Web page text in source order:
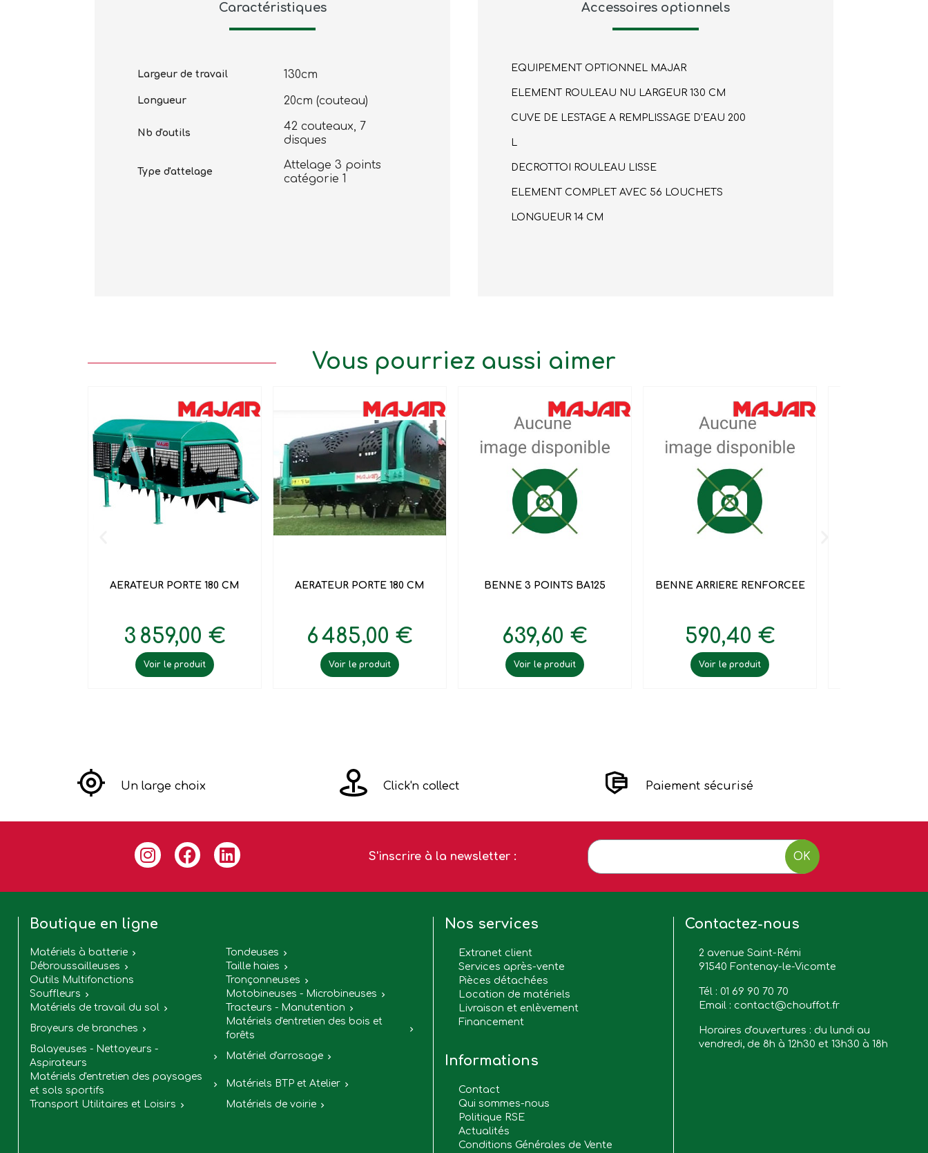
Caractéristiques
Largeur de travail 130cm
Longueur 20cm (couteau)
Nb d'outils
42 couteaux, 7
disques
Type d'attelage
Attelage 3 points
catégorie 1
Accessoires optionnels
EQUIPEMENT OPTIONNEL MAJAR
ELEMENT ROULEAU NU LARGEUR 130 CM
CUVE DE LESTAGE A REMPLISSAGE D'EAU 200
L
DECROTTOI ROULEAU LISSE
ELEMENT COMPLET AVEC 56 LOUCHETS
LONGUEUR 14 CM
Vous pourriez aussi aimer
AERATEUR PORTE 180 CM
3 859,00 €
Voir le produit
AERATEUR PORTE 180 CM
6 485,00 €
Voir le produit
BENNE 3 POINTS BA125
639,60 €
Voir le produit
BENNE ARRIERE RENFORCEE
590,40 €
Voir le produit
Un large choix Click'n collect Paiement sécurisé
S'inscrire à la newsletter : OK
Boutique en ligne
Matériels à batterie  Tondeuses 
Débroussailleuses  Taille haies 
Outils Multifonctions Tronçonneuses 
Souffleurs  Motobineuses - Microbineuses 
Matériels de travail du sol  Tracteurs - Manutention 
Broyeurs de branches 
Matériels d'entretien des bois et
forêts

Balayeuses - Nettoyeurs -
Aspirateurs
 Matériel d'arrosage 
Matériels d'entretien des paysages
et sols sportifs
 Matériels BTP et Atelier 
Transport Utilitaires et Loisirs  Matériels de voirie 
Nos services
Extranet client
Services après-vente
Pièces détachées
Location de matériels
Livraison et enlèvement
Financement
Informations
Contact
Qui sommes-nous
Politique RSE
Actualités
Conditions Générales de Vente
Contactez-nous
2 avenue Saint-Rémi
91540 Fontenay-le-Vicomte
Tél : 01 69 90 70 70
Email : contact@chouffot.fr
Horaires d'ouvertures : du lundi au
vendredi, de 8h à 12h30 et 13h30 à 18h